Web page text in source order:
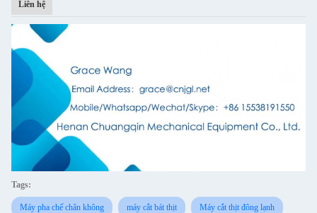
Liên hệ
Tags:
Máy pha chế chân không máy cắt bát thịt Máy cắt thịt đông lạnh